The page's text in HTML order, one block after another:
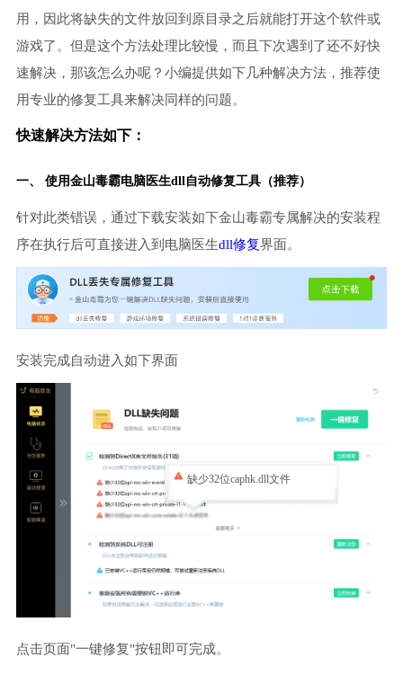
用，因此将缺失的文件放回到原目录之后就能打开这个软件或
游戏了。但是这个方法处理比较慢，而且下次遇到了还不好快
速解决，那该怎么办呢？小编提供如下几种解决方法，推荐使
用专业的修复工具来解决同样的问题。
快速解决方法如下：
一、 使用金山毒霸电脑医生dll自动修复工具（推荐）
针对此类错误，通过下载安装如下金山毒霸专属解决的安装程
序在执行后可直接进入到电脑医生dll修复界面。
安装完成自动进入如下界面
缺少32位caphk.dll文件
点击页面"一键修复"按钮即可完成。